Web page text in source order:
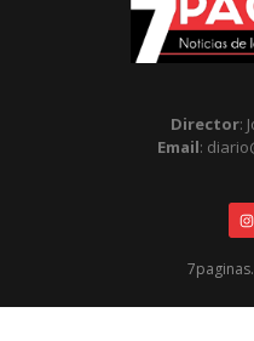
Director:
Email: